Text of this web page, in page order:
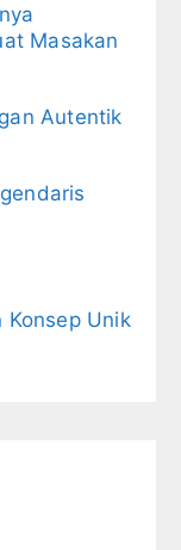
Masakan
Autentik
Konsep Unik